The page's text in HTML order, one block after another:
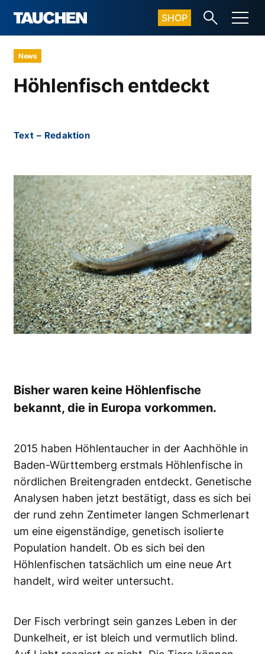
SHOP
News
Höhlenfisch entdeckt
Text – Redaktion
Bisher waren keine Höhlenfische
bekannt, die in Europa vorkommen.
2015 haben Höhlentaucher in der Aachhöhle in
Baden-Württemberg erstmals Höhlenfische in
nördlichen Breitengraden entdeckt. Genetische
Analysen haben jetzt bestätigt, dass es sich bei
der rund zehn Zentimeter langen Schmerlenart
um eine eigenständige, genetisch isolierte
Population handelt. Ob es sich bei den
Höhlenfischen tatsächlich um eine neue Art
handelt, wird weiter untersucht.
Der Fisch verbringt sein ganzes Leben in der
Dunkelheit, er ist bleich und vermutlich blind.